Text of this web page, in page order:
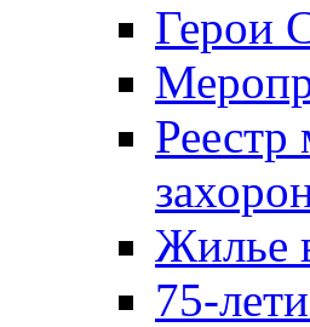
Герои
Жилье
75-